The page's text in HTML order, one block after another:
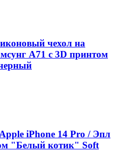
чехол на
А71 с 3D принтом
iPhone 14 Pro / Эпл
"Белый котик" Soft